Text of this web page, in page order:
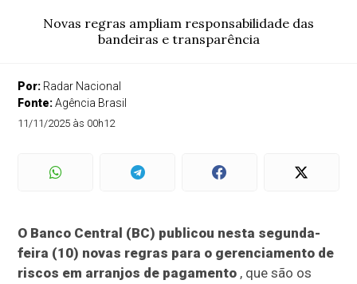
Novas regras ampliam responsabilidade das
bandeiras e transparência
Por: Radar Nacional
Fonte:Agência Brasil
11/11/2025 às 00h12
O Banco Central (BC) publicou nesta segunda-
feira (10) novas regras para o gerenciamento de
riscos em arranjos de pagamento , que são os